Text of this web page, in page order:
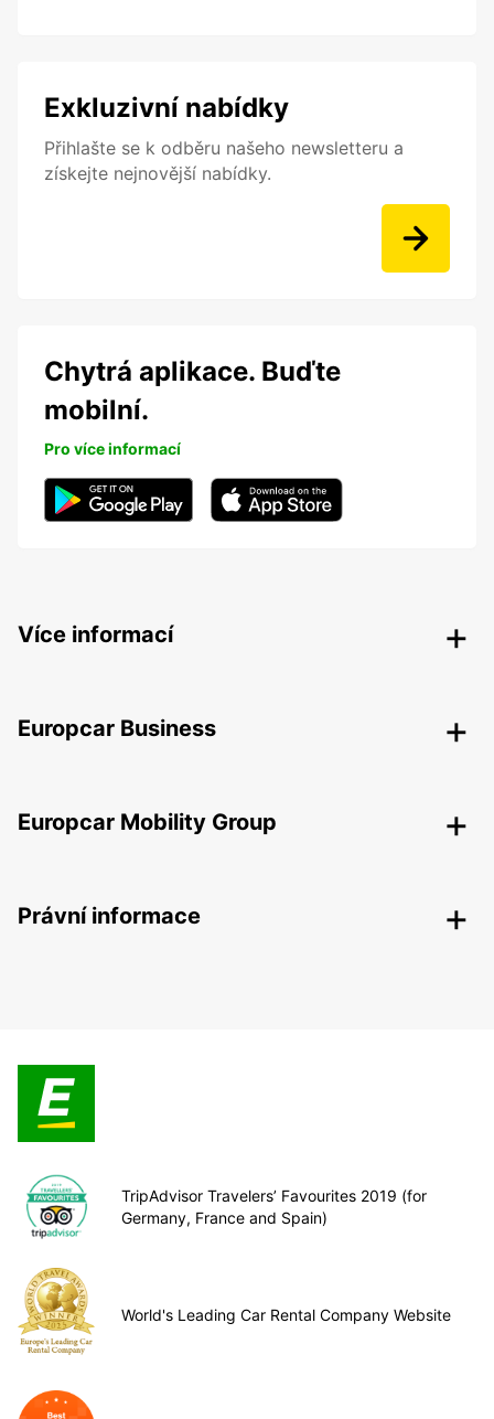
Exkluzivní nabídky
Přihlašte se k odběru našeho newsletteru a
získejte nejnovější nabídky.
Chytrá aplikace. Buďte
mobilní.
Pro více informací
Více informací
Europcar Business
Europcar Mobility Group
Právní informace
TripAdvisor Travelers’ Favourites 2019 (for
Germany, France and Spain)
World's Leading Car Rental Company Website